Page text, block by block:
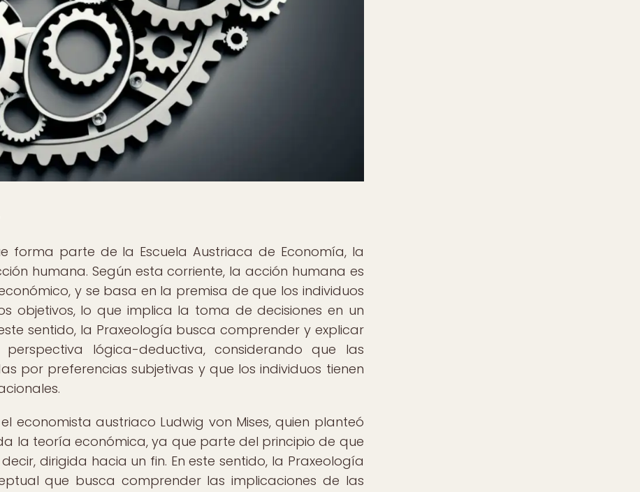
forma parte de la Escuela Austriaca de Economía, la
humana. Según esta corriente, la acción humana es
y se basa en la premisa de que los individuos
objetivos, lo que implica la toma de decisiones en un
sentido, la Praxeología busca comprender y explicar
lógica-deductiva, considerando que las
por preferencias subjetivas y que los individuos tienen
economista austriaco Ludwig von Mises, quien planteó
la teoría económica, ya que parte del principio de que
dirigida hacia un fin. En este sentido, la Praxeología
que busca comprender las implicaciones de las